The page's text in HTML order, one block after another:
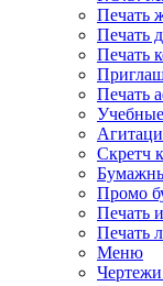
Печать
Печать
Печать
Печать
Скретч
Промо
Печать
Печать
Меню